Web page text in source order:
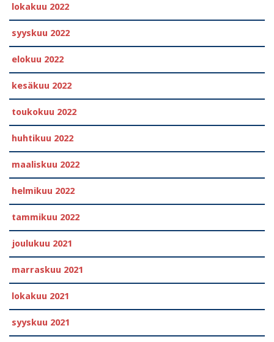
lokakuu 2022
syyskuu 2022
elokuu 2022
kesäkuu 2022
toukokuu 2022
huhtikuu 2022
maaliskuu 2022
helmikuu 2022
tammikuu 2022
joulukuu 2021
marraskuu 2021
lokakuu 2021
syyskuu 2021